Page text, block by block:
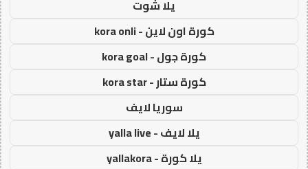
يلا شوت
كورة اون لاين - kora onli
كورة جول - kora goal
كورة ستار - kora star
سوريا لايف
يلا لايف - yalla live
يلا كورة - yallakora